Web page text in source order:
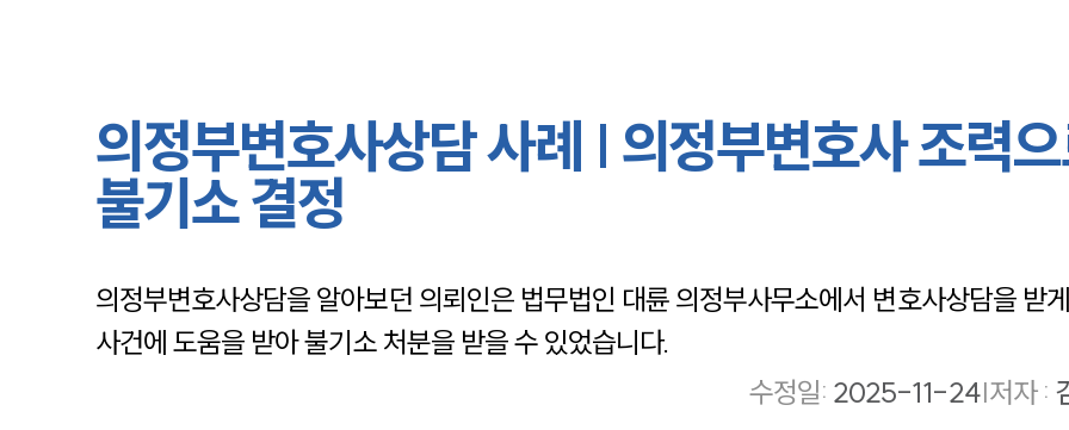
의정부변호사상담 사례 | 의정부변호사 조력
불기소 결정
의정부변호사상담을 알아보던 의뢰인은 법무법인 대륜 의정부사무소에서 변호사상담을 받
사건에 도움을 받아 불기소 처분을 받을 수 있었습니다.
수정일: 2025-11-24|저자 :